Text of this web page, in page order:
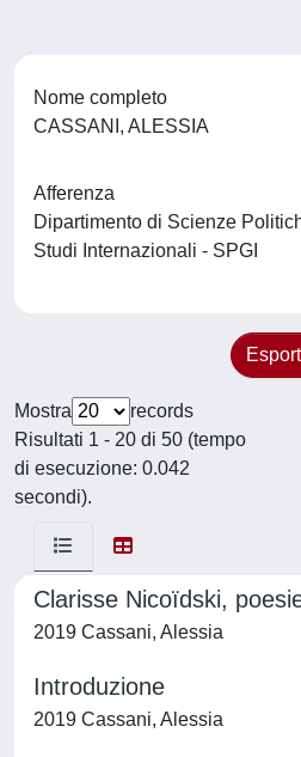
Nome completo
CASSANI, ALESSIA
Afferenza
Dipartimento di Scienze
Studi Internazionali - SPGI
Mostra
records
Risultati 1 - 20 di 50 (tempo
di esecuzione: 0.042
secondi).
Clarisse Nicoïdski,
2019 Cassani, Alessia
Introduzione
2019 Cassani, Alessia